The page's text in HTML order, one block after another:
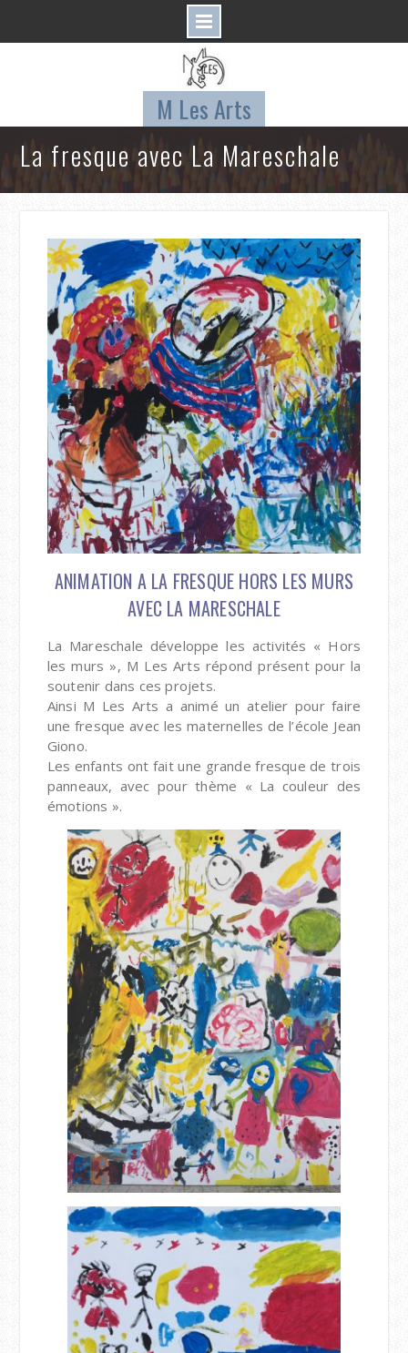
M Les Arts
La fresque avec La Mareschale
ANIMATION A LA FRESQUE HORS LES MURS
AVEC LA MARESCHALE
La Mareschale développe les activités « Hors
les murs », M Les Arts répond présent pour la
soutenir dans ces projets.
Ainsi M Les Arts a animé un atelier pour faire
une fresque avec les maternelles de l’école Jean
Giono.
Les enfants ont fait une grande fresque de trois
panneaux, avec pour thème « La couleur des
émotions ».